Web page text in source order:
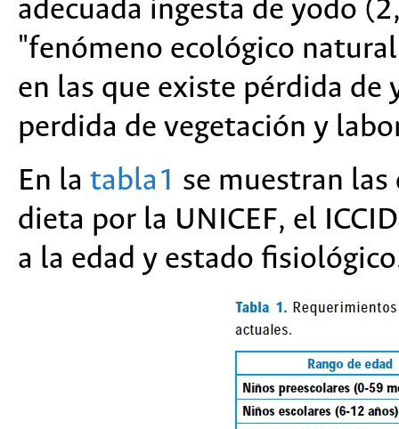
adecuada ingesta de yodo
"fenómeno ecológico
en las que existe pérdida
perdida de vegetación y
En la tabla1 se muestran las
dieta por la UNICEF, el
a la edad y estado